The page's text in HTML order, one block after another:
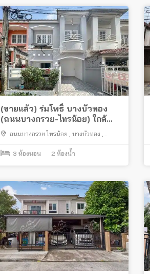
(ขายแล้ว) ร่มโพธิ์ บางบัวทอง
(ถนนบางกรวย-ไทรน้อย) ใกล้
รถไฟฟ้าสายสีม่วง
ถนนบางกรวย ไทรน้อย , บางบัวทอง ,
นนทบุรี , บางรักพัฒนา
3 ห้องนอน 2 ห้องน้ำ